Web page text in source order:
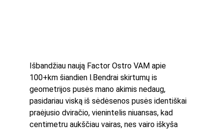
Išbandžiau naują Factor Ostro VAM apie
100+km šiandien l.Bendrai skirtumų is
geometrijos pusės mano akimis nedaug,
pasidariau viską iš sėdėsenos pusės identiškai
praėjusio dviračio, vienintelis niuansas, kad
centimetru aukščiau vairas, nes vairo iškyša